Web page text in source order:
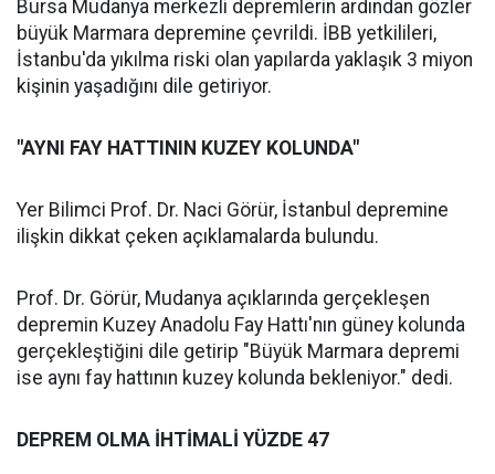
Bursa Mudanya merkezli depremlerin ardından gözler
büyük Marmara depremine çevrildi. İBB yetkilileri,
İstanbu'da yıkılma riski olan yapılarda yaklaşık 3 miyon
kişinin yaşadığını dile getiriyor.
"AYNI FAY HATTININ KUZEY KOLUNDA"
Yer Bilimci Prof. Dr. Naci Görür, İstanbul depremine
ilişkin dikkat çeken açıklamalarda bulundu.
Prof. Dr. Görür, Mudanya açıklarında gerçekleşen
depremin Kuzey Anadolu Fay Hattı'nın güney kolunda
gerçekleştiğini dile getirip "Büyük Marmara depremi
ise aynı fay hattının kuzey kolunda bekleniyor." dedi.
DEPREM OLMA İHTİMALİ YÜZDE 47